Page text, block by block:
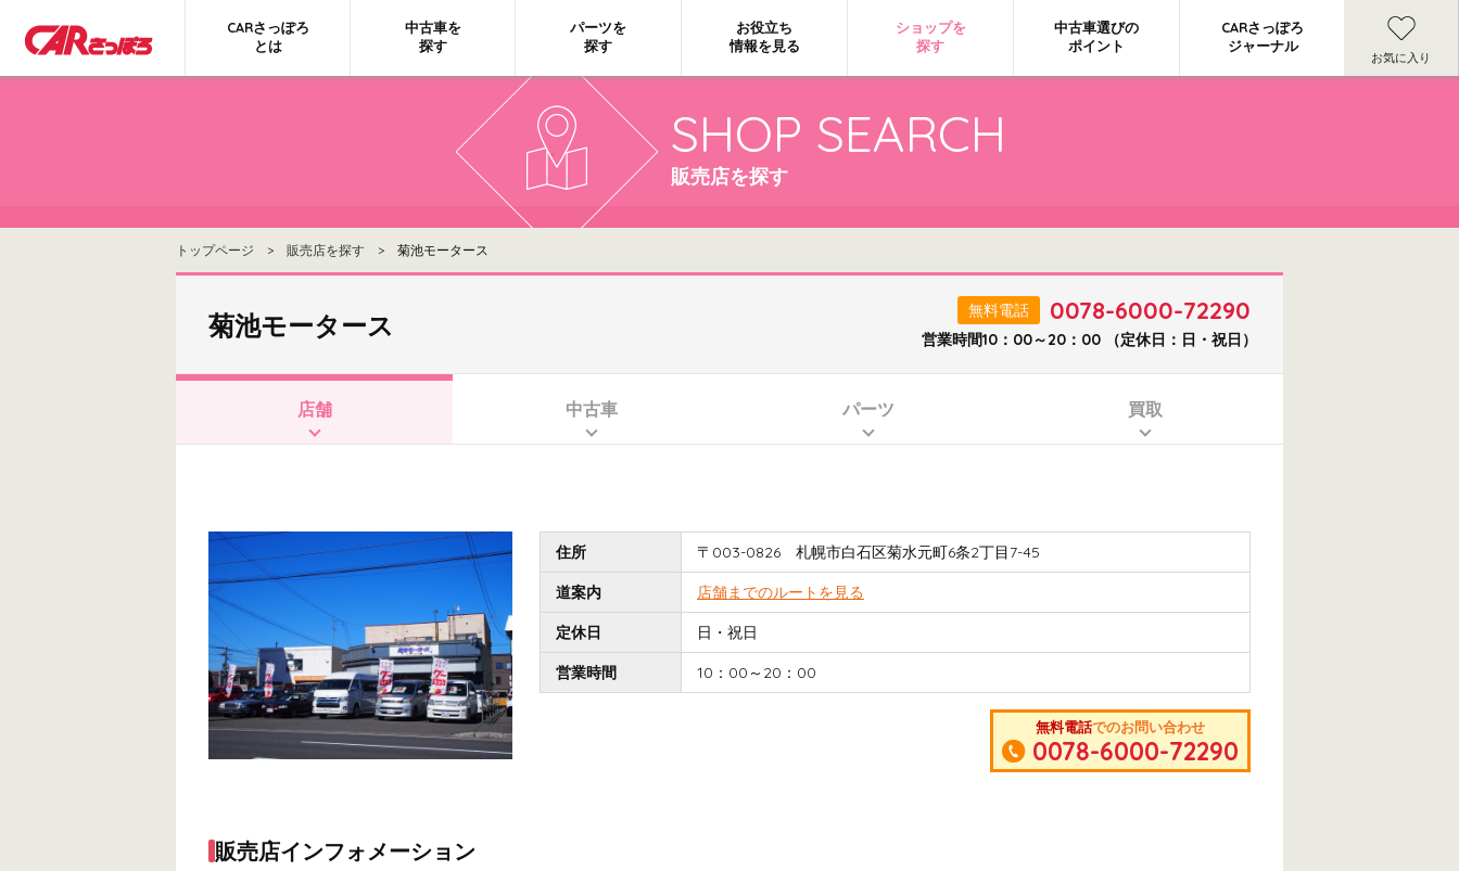
CARさっぽろ
とは
中古車を
探す
パーツを
探す
お役立ち
情報を見る
ショップを
探す
中古車選びの
ポイント
CARさっぽろ
ジャーナル
お気に入り
SHOP SEARCH
販売店を探す
トップページ > 販売店を探す > 菊池モータース
菊池モータース 無料電話 0078-6000-72290
営業時間10：00～20：00 （定休日：日・祝日）
店舗 中古車 パーツ 買取
住所 〒003-0826 札幌市白石区菊水元町6条2丁目7-45
道案内 店舗までのルートを見る
定休日 日・祝日
営業時間 10：00～20：00
無料電話でのお問い合わせ
0078-6000-72290
販売店インフォメーション